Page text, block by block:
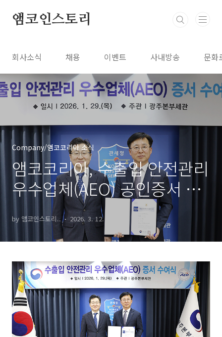
앰코인스토리
회사소식 채용 이벤트 사내방송 문화
Company/앰코코리아 소식
앰코코리아, 수출입 안전관리
우수업체(AEO) 공인증서 인
증
by 앰코인스토리.. 2026. 3. 12.